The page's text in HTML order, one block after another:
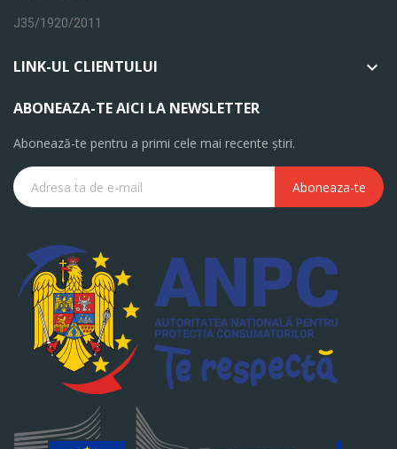
J35/1920/2011
LINK-UL CLIENTULUI 
ABONEAZA-TE AICI LA NEWSLETTER
Abonează-te pentru a primi cele mai recente știri.
Aboneaza-te